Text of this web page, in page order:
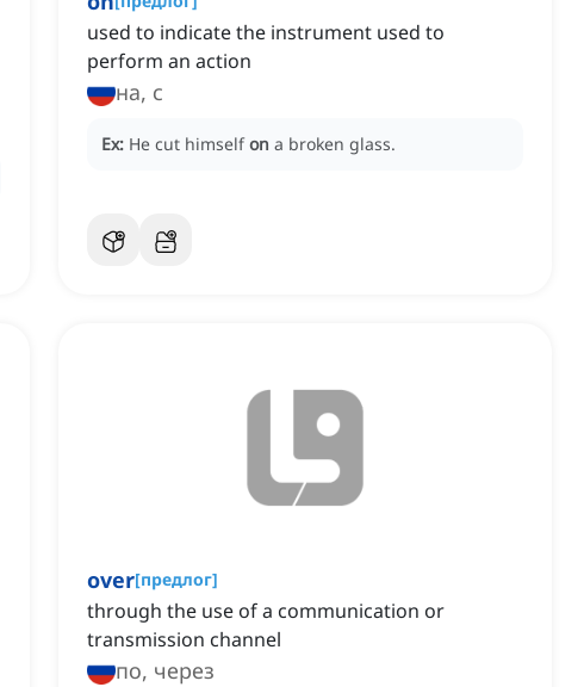
used to indicate the instrument used to
perform an action
на, с
Ex: He cut himselfon a broken glass.
over[предлог]
through the use of a communication or
transmission channel
по, через